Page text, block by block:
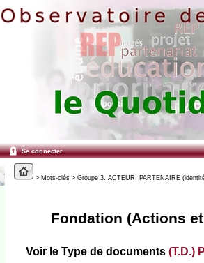
Se connecter
> Mots-clés > Groupe 3. ACTEUR, PARTENAIRE
Fondation (Actions
Voir le Type de documents(T.D.)